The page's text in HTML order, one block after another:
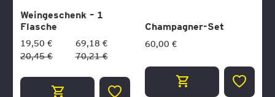
Weingeschenk – 1
Flasche
19,50 €
20,45 €
69,18 €
70,21 €
Champagner-Set
60,00 €
ZUR